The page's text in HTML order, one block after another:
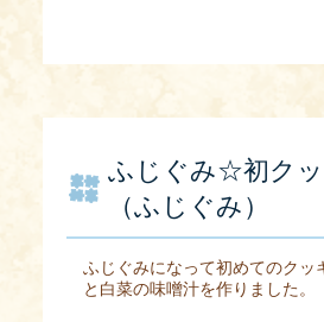
ふじぐみ☆初ク
（ふじぐみ）
ふじぐみになって初めてのクッ
と白菜の味噌汁を作りました。